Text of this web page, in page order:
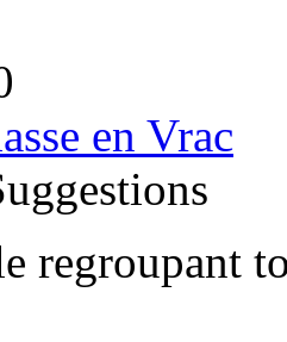
en Vrac
regroupant